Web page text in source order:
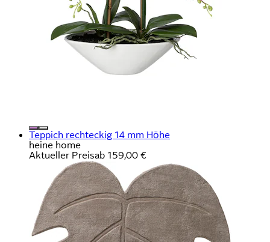
Teppich rechteckig 14 mm Höhe
heine home
Aktueller Preisab 159,00 €